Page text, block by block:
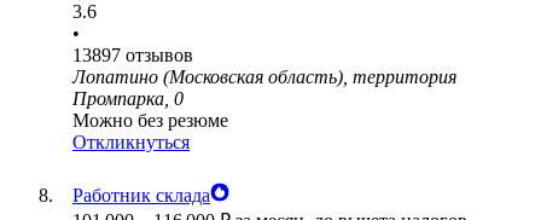
3.6
•
13897 отзывов
Лопатино (Московская область), территория
Промпарка, 0
Можно без резюме
Откликнуться
Работник склада